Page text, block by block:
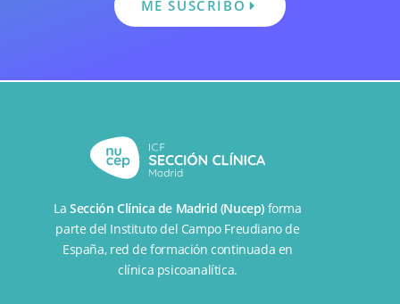
ME SUSCRIBO
LaSección Clínica de Madrid (Nucep) forma
parte del Instituto del Campo Freudiano de
España, red de formación continuada en
clínica psicoanalítica.